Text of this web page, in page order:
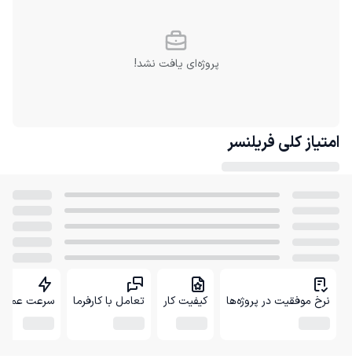
پروژه‌ای یافت نشد!
امتیاز کلی فریلنسر
نرخ موفقیت در پروژه‌ها کیفیت کار تعامل با کارفرما سرعت عمل